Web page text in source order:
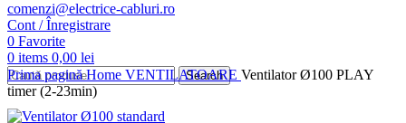
comenzi@electrice-cabluri.ro
Cont / Înregistrare
0 Favorite
0 items 0,00 lei
Search
Prima paginăHome VENTILATOARE Ventilator Ø100 PLAY
timer (2-23min)